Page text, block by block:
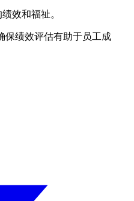
效和福祉。
保绩效评估有助于员工成